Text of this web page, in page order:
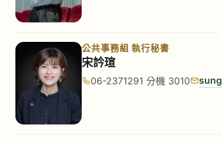
公共事務組 執行秘書
宋訡瑄
06-2371291 分機 3010